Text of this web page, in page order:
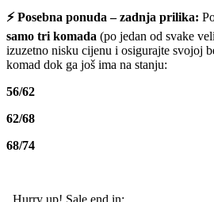
⚡ Posebna ponuda – zadnja prilika:
samo tri komada (po jedan od svake
izuzetno nisku cijenu i osigurajte svojoj
komad dok ga još ima na stanju:
56/62
62/68
68/74
Hurry up! Sale end in: